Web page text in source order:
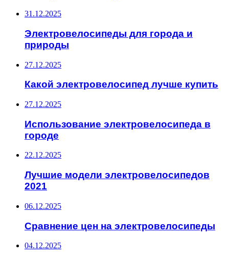
31.12.2025
Электровелосипеды для города и
природы
27.12.2025
Какой электровелосипед лучше купить
27.12.2025
Использование электровелосипеда в
городе
22.12.2025
Лучшие модели электровелосипедов
2021
06.12.2025
Сравнение цен на электровелосипеды
04.12.2025